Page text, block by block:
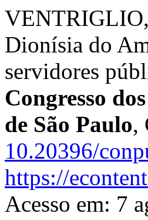
Dionísia do
servidores
Congresso
de São Paulo,
10.20396/
https://
Acesso em: 7